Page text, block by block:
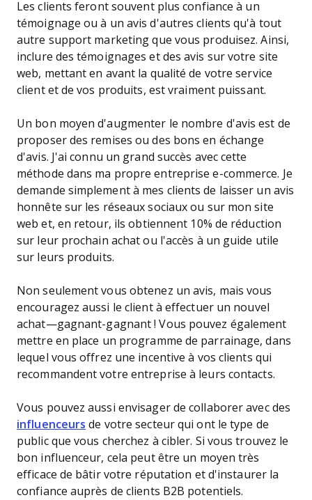
Les clients feront souvent plus confiance à un
témoignage ou à un avis d'autres clients qu'à tout
autre support marketing que vous produisez. Ainsi,
inclure des témoignages et des avis sur votre site
web, mettant en avant la qualité de votre service
client et de vos produits, est vraiment puissant.
Un bon moyen d'augmenter le nombre d'avis est de
proposer des remises ou des bons en échange
d'avis. J'ai connu un grand succès avec cette
méthode dans ma propre entreprise e-commerce. Je
demande simplement à mes clients de laisser un avis
honnête sur les réseaux sociaux ou sur mon site
web et, en retour, ils obtiennent 10% de réduction
sur leur prochain achat ou l'accès à un guide utile
sur leurs produits.
Non seulement vous obtenez un avis, mais vous
encouragez aussi le client à effectuer un nouvel
achat—gagnant-gagnant ! Vous pouvez également
mettre en place un programme de parrainage, dans
lequel vous offrez une incentive à vos clients qui
recommandent votre entreprise à leurs contacts.
Vous pouvez aussi envisager de collaborer avec des
influenceurs de votre secteur qui ont le type de
public que vous cherchez à cibler. Si vous trouvez le
bon influenceur, cela peut être un moyen très
efficace de bâtir votre réputation et d'instaurer la
confiance auprès de clients B2B potentiels.